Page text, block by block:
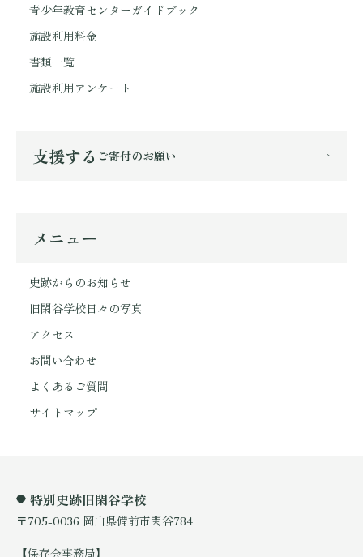
青少年教育センターガイドブック
施設利用料金
書類一覧
施設利用アンケート
支援する ご寄付のお願い
メニュー
史跡からのお知らせ
旧閑谷学校日々の写真
アクセス
お問い合わせ
よくあるご質問
サイトマップ
特別史跡旧閑谷学校
〒705-0036 岡山県備前市閑谷784
【保存会事務局】